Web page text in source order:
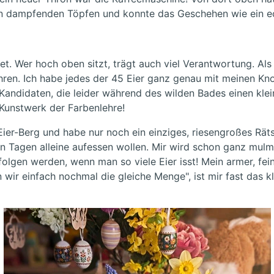
Töpfen und konnte das Geschehen wie ein
Wer hoch oben sitzt, trägt auch viel Verantwortung.
Ich habe jedes der 45 Eier ganz genau mit meinen
die leider während des wilden Bades einen
der Farbenlehre!
Berg und habe nur noch ein einziges, riesengroßes
Tagen alleine aufessen wollen. Mir wird schon ganz
werden, wenn man so viele Eier isst! Mein armer,
einfach nochmal die gleiche Menge", ist mir fast das